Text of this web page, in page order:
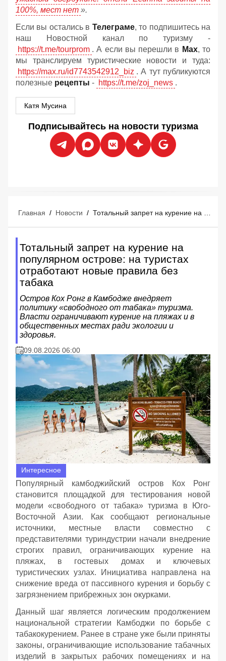
100%, мест нет ».
Если вы остались в Телеграме, то подпишитесь на
наш Новостной канал по туризму -
https://t.me/tourprom . А если вы перешли в Мах, то
мы транслируем туристические новости и туда:
https://max.ru/id7743542912_biz . А тут публикуются
полезные рецепты - https://t.me/zoj_news .
Катя Мусина
Подписывайтесь на новости туризма
Главная / Новости /
Тотальный запрет на курение на
популярном острове: на туристах
отработают новые правила без
табака
Остров Кох Ронг в Камбодже внедряет
политику «свободного от табака» туризма.
Власти ограничивают курение на пляжах и в
общественных местах ради экологии и
здоровья.
09.08.2026 06:00
Интересное
Популярный камбоджийский остров Кох Ронг
становится площадкой для тестирования новой
модели «свободного от табака» туризма в Юго-
Восточной Азии. Как сообщают региональные
источники, местные власти совместно с
представителями туриндустрии начали внедрение
строгих правил, ограничивающих курение на
пляжах, в гостевых домах и ключевых
туристических узлах. Инициатива направлена на
снижение вреда от пассивного курения и борьбу с
загрязнением прибрежных зон окурками.
Данный шаг является логическим продолжением
национальной стратегии Камбоджи по борьбе с
табакокурением. Ранее в стране уже были приняты
законы, ограничивающие использование табачных
изделий в закрытых рабочих помещениях и на